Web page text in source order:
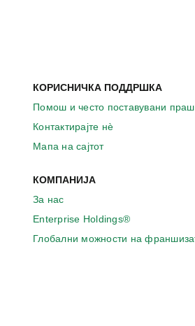
КОРИСНИЧКА ПОДДРШКА
Помош и често поставувани
Контактирајте нѐ
Мапа на сајтот
КОМПАНИЈА
За нас
Enterprise Holdings®
Глобални можности на